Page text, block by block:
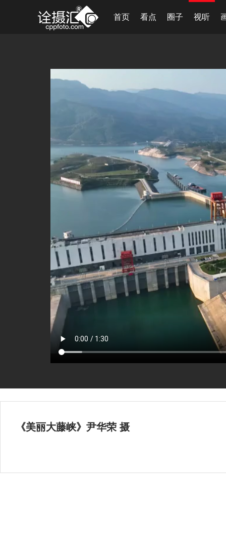
首页 看点 圈子 视听
《美丽大藤峡》尹华荣 摄